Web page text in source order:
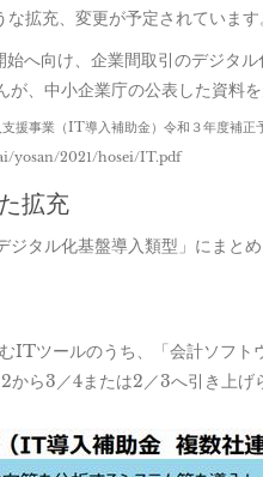
拡充、変更が予定されています
へ向け、企業間取引のデジタ
、中小企業庁の公表した資料
援事業（IT導入補助金）令和３年度補正
yosan/2021/hosei/IT.pdf
拡充
ジタル化基盤導入類型」にまと
ツールのうち、「会計ソフト
ら3／4または2／3へ引き上げ